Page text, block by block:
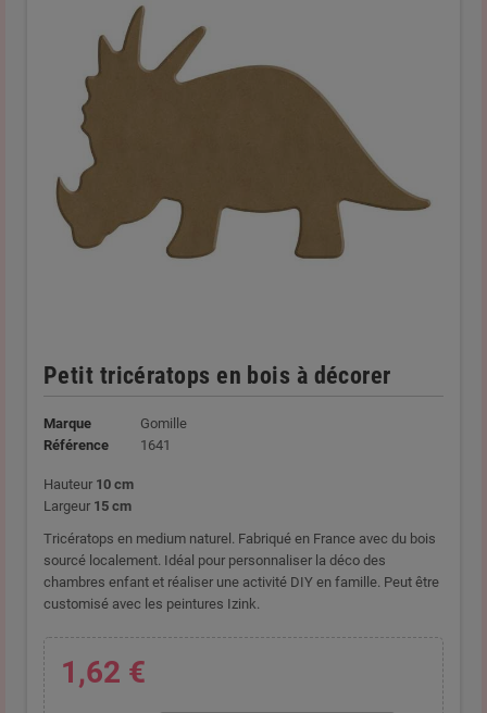
Petit tricératops en bois à décorer
Marque
Gomille
Référence
1641
Hauteur 10 cm
Largeur 15 cm
Tricératops en medium naturel. Fabriqué en France avec du bois
sourcé localement. Idéal pour personnaliser la déco des
chambres enfant et réaliser une activité DIY en famille. Peut être
customisé avec les peintures Izink.
1,62 €